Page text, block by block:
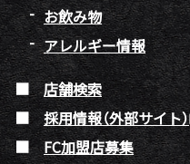
お飲み物
アレルギー情報
店舗検索
採用情報（外部サイト）
FC加盟店募集